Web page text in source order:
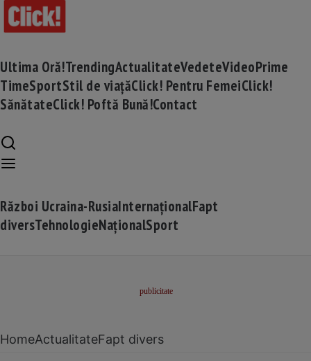
Ultima Oră!TrendingActualitateVedeteVideoPrime
TimeSportStil de viațăClick! Pentru FemeiClick!
SănătateClick! Poftă Bună!Contact
Război Ucraina-RusiaInternaționalFapt
diversTehnologieNaționalSport
HomeActualitateFapt divers